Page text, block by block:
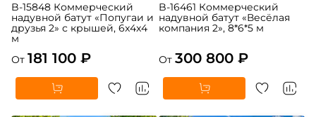
B-15848 Коммерческий
надувной батут «Попугаи и
друзья 2» с крышей, 6x4x4
м
От 181 100 ₽
B-16461 Коммерческий
надувной батут «Весёлая
компания 2», 8*6*5 м
От 300 800 ₽